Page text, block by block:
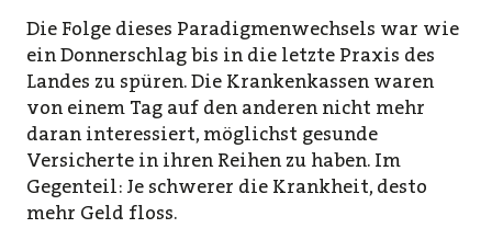
Die Folge dieses Paradigmenwechsels war wie
ein Donnerschlag bis in die letzte Praxis des
Landes zu spüren. Die Krankenkassen waren
von einem Tag auf den anderen nicht mehr
daran interessiert, möglichst gesunde
Versicherte in ihren Reihen zu haben. Im
Gegenteil: Je schwerer die Krankheit, desto
mehr Geld floss.